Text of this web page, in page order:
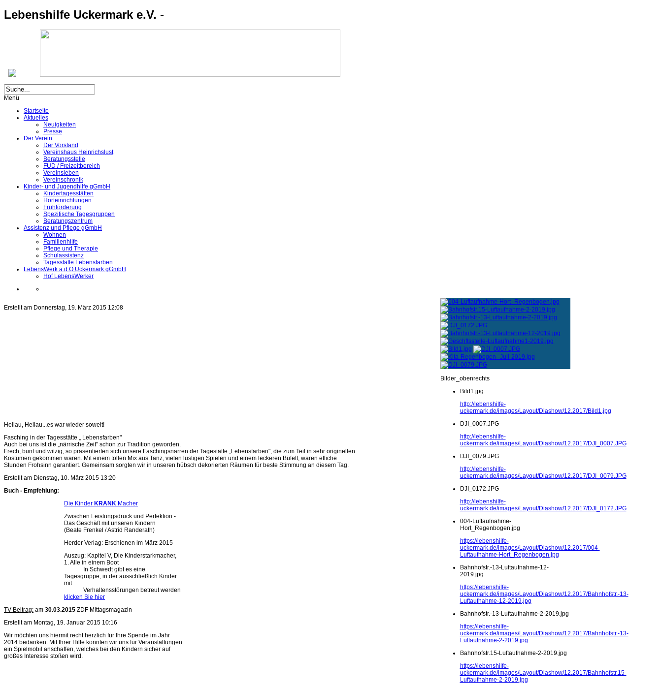
Lebenshilfe Uckermark e.V. -
Menü
Startseite
Aktuelles
Neuigkeiten
Presse
Der Verein
Der Vorstand
Vereinshaus Heinrichslust
Beratungsstelle
FUD / Freizeitbereich
Vereinsleben
Vereinschronik
Kinder- und Jugendhilfe gGmbH
Kindertagesstätten
Horteinrichtungen
Frühförderung
Spezifische Tagesgruppen
Beratungszentrum
Assistenz und Pflege gGmbH
Wohnen
Familienhilfe
Pflege und Therapie
Schulassistenz
Tagesstätte Lebensfarben
LebensWerk a.d.O Uckermark gGmbH
Hof LebensWerker
Bilder_obenrechts
Bild1.jpg
http://lebenshilfe-
uckermark.de/images/Layout/Diashow/12.2017/Bild1.jpg
DJI_0007.JPG
http://lebenshilfe-
uckermark.de/images/Layout/Diashow/12.2017/DJI_0007.JPG
DJI_0079.JPG
http://lebenshilfe-
uckermark.de/images/Layout/Diashow/12.2017/DJI_0079.JPG
DJI_0172.JPG
http://lebenshilfe-
uckermark.de/images/Layout/Diashow/12.2017/DJI_0172.JPG
004-Luftaufnahme-
Hort_Regenbogen.jpg
https://lebenshilfe-
uckermark.de/images/Layout/Diashow/12.2017/004-
Luftaufnahme-Hort_Regenbogen.jpg
Bahnhofstr.-13-Luftaufnahme-12-
2019.jpg
https://lebenshilfe-
uckermark.de/images/Layout/Diashow/12.2017/Bahnhofstr.-13-
Luftaufnahme-12-2019.jpg
Bahnhofstr.-13-Luftaufnahme-2-2019.jpg
https://lebenshilfe-
uckermark.de/images/Layout/Diashow/12.2017/Bahnhofstr.-13-
Luftaufnahme-2-2019.jpg
Bahnhofstr.15-Luftaufnahme-2-2019.jpg
https://lebenshilfe-
uckermark.de/images/Layout/Diashow/12.2017/Bahnhofstr.15-
Luftaufnahme-2-2019.jpg
Erstellt am Donnerstag, 19. März 2015 12:08
Hellau, Hellau...es war wieder soweit!
Fasching in der Tagesstätte „ Lebensfarben"
Auch bei uns ist die „närrische Zeit" schon zur Tradition geworden.
Frech, bunt und witzig, so präsentierten sich unsere Faschingsnarren der Tagestätte „Lebensfarben", die zum Teil in sehr originellen
Kostümen gekommen waren. Mit einem tollen Mix aus Tanz, vielen lustigen Spielen und einem leckeren Büfett, waren etliche
Stunden Frohsinn garantiert. Gemeinsam sorgten wir in unseren hübsch dekorierten Räumen für beste Stimmung an diesem Tag.
Erstellt am Dienstag, 10. März 2015 13:20
Buch - Empfehlung:
Die Kinder KRANK Macher
Zwischen Leistungsdruck und Perfektion -
Das Geschäft mit unseren Kindern
(Beate Frenkel / Astrid Randerath)
Herder Verlag: Erschienen im März 2015
Auszug: Kapitel V, Die Kinderstarkmacher,
1. Alle in einem Boot
In Schwedt gibt es eine
Tagesgruppe, in der ausschließlich Kinder
mit
Verhaltensstörungen betreut werden
klicken Sie hier
TV Beitrag: am 30.03.2015 ZDF Mittagsmagazin
Erstellt am Montag, 19. Januar 2015 10:16
Wir möchten uns hiermit recht herzlich für Ihre Spende im Jahr
2014 bedanken. Mit Ihrer Hilfe konnten wir uns für Veranstaltungen
ein Spielmobil anschaffen, welches bei den Kindern sicher auf
großes Interesse stoßen wird.